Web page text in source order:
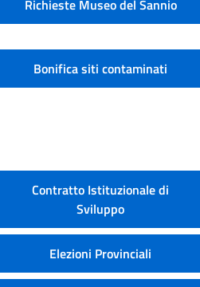
Richieste Museo del Sannio
Bonifica siti contaminati
Contratto Istituzionale di
Sviluppo
Elezioni Provinciali